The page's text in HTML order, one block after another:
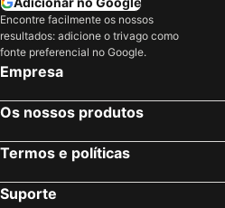
Encontre facilmente os nossos
resultados: adicione o trivago como
fonte preferencial no Google.
Empresa
Os nossos produtos
Termos e políticas
Suporte